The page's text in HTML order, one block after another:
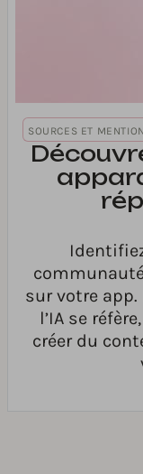
SOURCES ET
sur votre app.
l’IA se
créer du